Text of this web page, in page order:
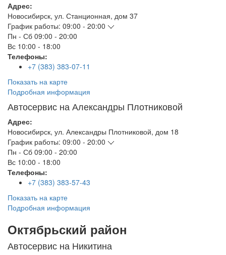
Адрес:
Новосибирск, ул. Станционная, дом 37
График работы: 09:00 - 20:00
Пн - Сб 09:00 - 20:00
Вс 10:00 - 18:00
Телефоны:
+7 (383) 383-07-11
Показать на карте
Подробная информация
Автосервис на Александры Плотниковой
Адрес:
Новосибирск, ул. Александры Плотниковой, дом 18
График работы: 09:00 - 20:00
Пн - Сб 09:00 - 20:00
Вс 10:00 - 18:00
Телефоны:
+7 (383) 383-57-43
Показать на карте
Подробная информация
Октябрьский район
Автосервис на Никитина